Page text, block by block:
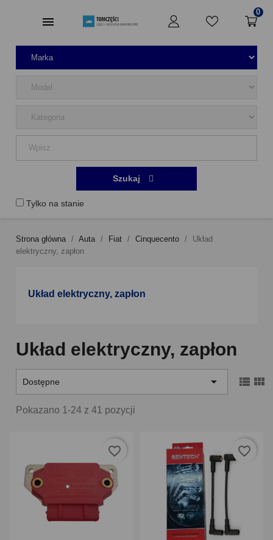
0
Tylko na stanie
Szukaj
Strona główna Auta Fiat Cinquecento
Układ
elektryczny, zapłon
Układ elektryczny, zapłon
Układ elektryczny, zapłon
Dostępne   
Pokazano 1-24 z 41 pozycji
favorite_border favorite_border